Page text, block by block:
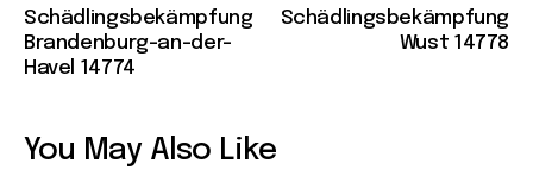
Schädlingsbekämpfung
Brandenburg-an-der-
Havel 14774
Schädlingsbekämpfung
Wust 14778
You May Also Like